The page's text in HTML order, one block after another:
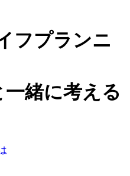
フプランニ
緒に考える